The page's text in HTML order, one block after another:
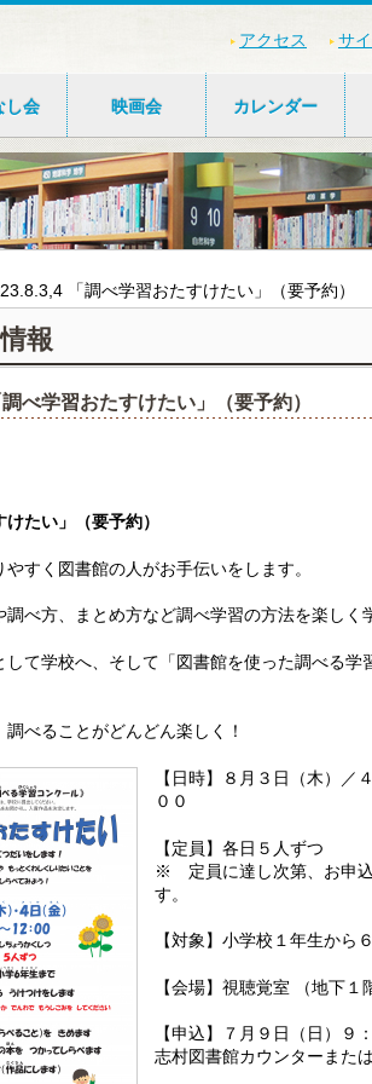
アクセス サ
し会 映画会 カレンダー
「調べ学習おたすけたい」（要予約）
報
べ学習おたすけたい」（要予約）
けたい」（要予約）
すく図書館の人がお手伝いをします。
べ方、まとめ方など調べ学習の方法を楽しく
して学校へ、そして「図書館を使った調べる学
べることがどんどん楽しく！
【日時】８月３日（木）／
００
【定員】各日５人ずつ
※ 定員に達し次第、お申込
す。
【対象】小学校１年生から
【会場】視聴覚室 （地下１
【申込】７月９日（日）９
志村図書館カウンターまた